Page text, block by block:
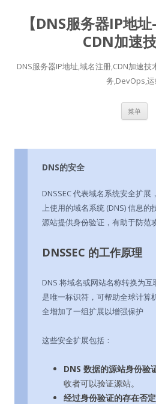
【DNS服务器IP地
CDN加速技
DNS服务器IP地址,域名注册,CDN加速
务,DevOps,运
菜单
DNS的安全
DNSSEC 代表域名系统安全扩展
上使用的域名系统 (DNS) 信息的
源站提供身份验证，有助于防范
DNSSEC 的工作原理
DNS 将域名或网站名称转换为
是唯一标识符，可帮助全球计算
全增加了一组扩展以增强保护
这些安全扩展包括：
DNS 数据的源站身份验
收者可以验证源站。
经过身份验证的存在否定